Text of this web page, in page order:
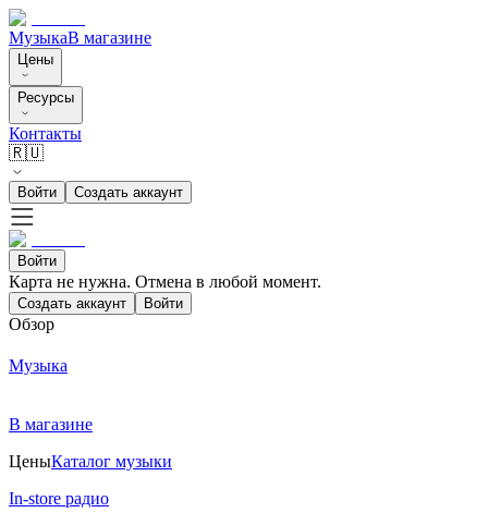
МузыкаВ магазине
Цены
Ресурсы
Контакты
🇷🇺
Войти Создать аккаунт
Войти
Карта не нужна. Отмена в любой момент.
Создать аккаунт Войти
Обзор
Музыка
В магазине
ЦеныКаталог музыки
In-store радио